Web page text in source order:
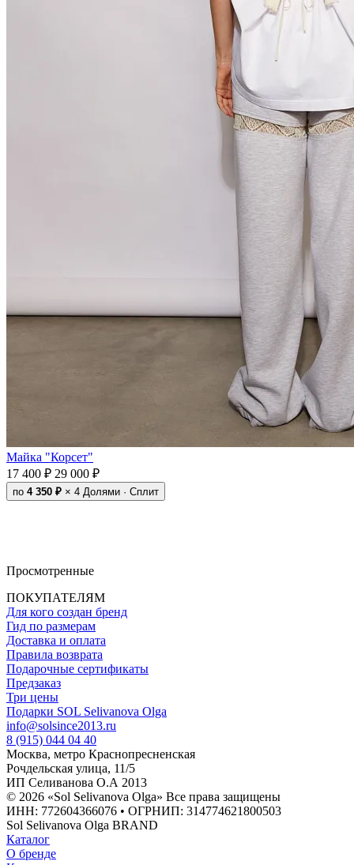
Майка "Корсет"
17 400 ₽ 29 000 ₽
по 4 350 ₽ × 4 Долями · Сплит
Просмотренные
ПОКУПАТЕЛЯМ
Для кого создан бренд
Гид по размерам
Доставка и оплата
Правила возврата
Подарочные сертификаты
Предзаказ
Три цены
Подарки SOL Selivanova Olga
info@solsince2013.ru
8 (915) 044 04 40
Москва, метро Краснопресненская
Рочдельская улица, 11/5
ИП Селиванова О.А 2013
© 2026 «Sol Selivanova Olga» Все права защищены
ИНН: 772604366076 • ОГРНИП: 314774621800503
Sol Selivanova Olga BRAND
Каталог
О бренде